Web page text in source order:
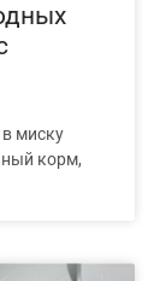
миску
корм,